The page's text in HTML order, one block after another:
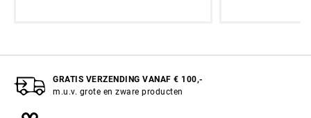
GRATIS VERZENDING VANAF € 100,-
m.u.v. grote en zware producten